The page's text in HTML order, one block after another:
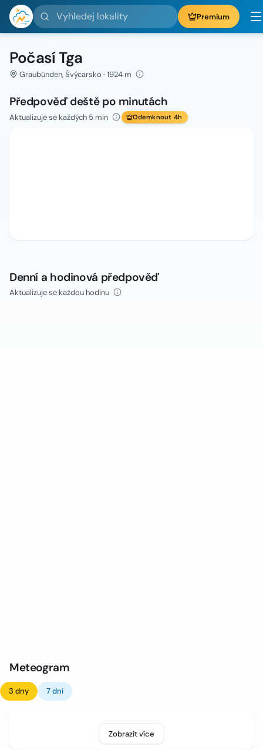
Vyhledej lokality Premium
Počasí Tga
Graubünden, Švýcarsko · 1924 m
Předpověď deště po minutách
Aktualizuje se každých 5 min Odemknout 4h
Denní a hodinová předpověď
Aktualizuje se každou hodinu
Meteogram
3 dny 7 dní
Zobrazit více